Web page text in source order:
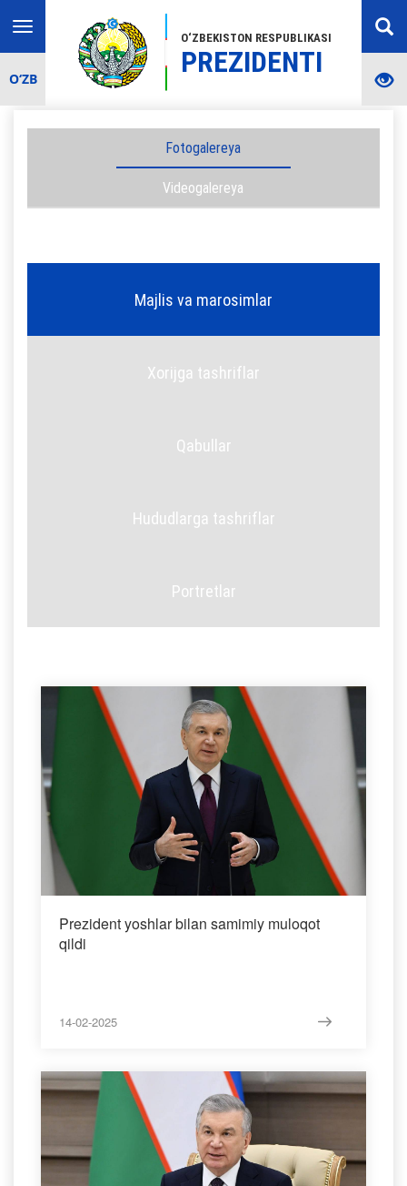
O‘ZBEKISTON RESPUBLIKASI
PREZIDENTI
Toggle
navigation
O‘ZB
Fotogalereya
Videogalereya
Majlis va marosimlar
Xorijga tashriflar
Qabullar
Hududlarga tashriflar
Portretlar
Prezident yoshlar bilan samimiy muloqot
qildi
14-02-2025